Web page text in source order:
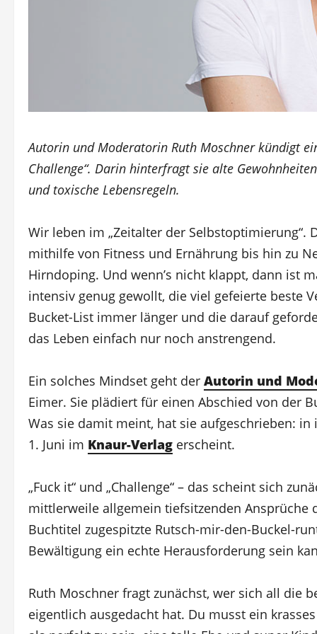
Autorin und Moderatorin Ruth Moschner kündigt
Challenge“. Darin hinterfragt sie alte
und toxische Lebensregeln.
Wir leben im „Zeitalter der Selbstoptimierung“.
mithilfe von Fitness und Ernährung bis hin zu
Hirndoping. Und wenn’s nicht klappt, dann ist
intensiv genug gewollt, die viel gefeierte beste
Bucket-List immer länger und die darauf
das Leben einfach nur noch anstrengend.
Ein solches Mindset geht der Autorin und
Eimer. Sie plädiert für einen Abschied von der
Was sie damit meint, hat sie aufgeschrieben: in
1. Juni im Knaur-Verlag erscheint.
„Fuck it“ und „Challenge“ – das scheint sich
mittlerweile allgemein tiefsitzenden Ansprüche
Buchtitel zugespitzte Rutsch-mir-den-Buckel-
Bewältigung ein echte Herausforderung sein
Ruth Moschner fragt zunächst, wer sich all die
eigentlich ausgedacht hat. Du musst ein